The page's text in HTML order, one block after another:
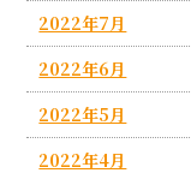
2022年7月
2022年6月
2022年5月
2022年4月